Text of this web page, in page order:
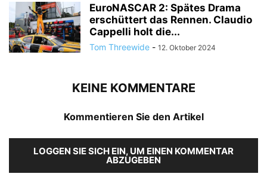
EuroNASCAR 2: Spätes Drama
erschüttert das Rennen. Claudio
Cappelli holt die...
Tom Threewide - 12. Oktober 2024
KEINE KOMMENTARE
Kommentieren Sie den Artikel
LOGGEN SIE SICH EIN, UM EINEN KOMMENTAR
ABZUGEBEN